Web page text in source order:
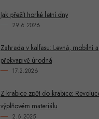
Jak přežít horké letní dny
29.6.2026
Zahrada v kalfasu: Levná, mobilní a
překvapivě úrodná
17.2.2026
Z krabice zpět do krabice:
výplňovém materiálu
2.6.2025